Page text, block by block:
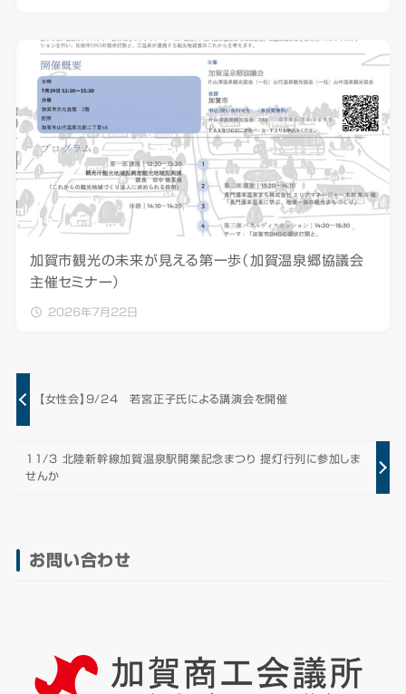
加賀市観光の未来が見える第一歩（加賀温泉郷協議会
主催セミナー）
2026年7月22日
【女性会】9/24 若宮正子氏による講演会を開催
11/3 北陸新幹線加賀温泉駅開業記念まつり 提灯行列に参加しま
せんか
お問い合わせ